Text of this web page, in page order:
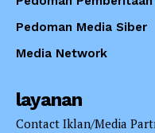
Pedoman Media Siber
Media Network
layanan
Contact Iklan/Media